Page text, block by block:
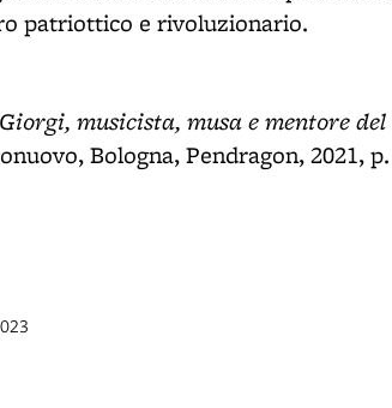
patriottico e rivoluzionario.
musicista, musa e mentore del
Bologna, Pendragon, 2021, p.